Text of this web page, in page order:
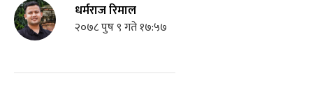
धर्मराज रिमाल
२०७८ पुष ९ गते १७:५७